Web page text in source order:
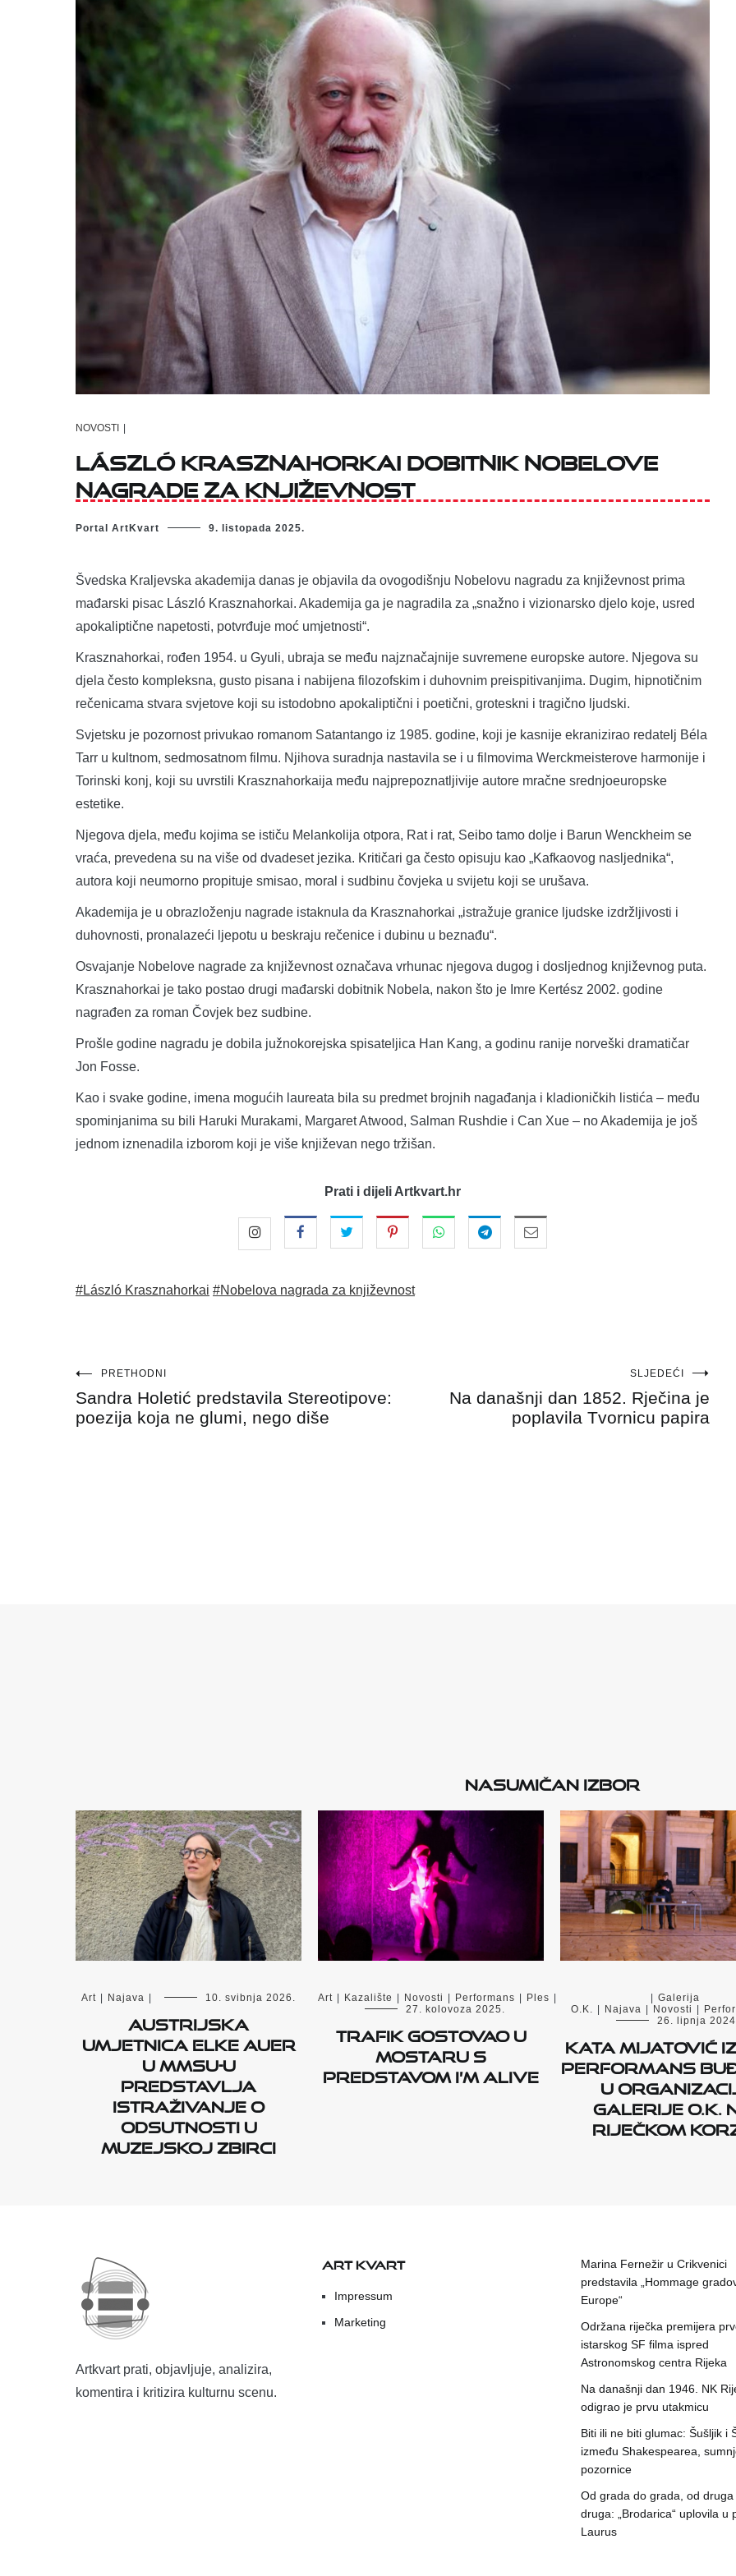
NOVOSTI |
László Krasznahorkai dobitnik Nobelove
nagrade za književnost
Portal ArtKvart 9. listopada 2025.
Švedska Kraljevska akademija danas je objavila da ovogodišnju Nobelovu nagradu za književnost prima
mađarski pisac László Krasznahorkai. Akademija ga je nagradila za „snažno i vizionarsko djelo koje, usred
apokaliptične napetosti, potvrđuje moć umjetnosti“.
Krasznahorkai, rođen 1954. u Gyuli, ubraja se među najznačajnije suvremene europske autore. Njegova su
djela često kompleksna, gusto pisana i nabijena filozofskim i duhovnim preispitivanjima. Dugim, hipnotičnim
rečenicama stvara svjetove koji su istodobno apokaliptični i poetični, groteskni i tragično ljudski.
Svjetsku je pozornost privukao romanom Satantango iz 1985. godine, koji je kasnije ekranizirao redatelj Béla
Tarr u kultnom, sedmosatnom filmu. Njihova suradnja nastavila se i u filmovima Werckmeisterove harmonije i
Torinski konj, koji su uvrstili Krasznahorkaija među najprepoznatljivije autore mračne srednjoeuropske
estetike.
Njegova djela, među kojima se ističu Melankolija otpora, Rat i rat, Seibo tamo dolje i Barun Wenckheim se
vraća, prevedena su na više od dvadeset jezika. Kritičari ga često opisuju kao „Kafkaovog nasljednika“,
autora koji neumorno propituje smisao, moral i sudbinu čovjeka u svijetu koji se urušava.
Akademija je u obrazloženju nagrade istaknula da Krasznahorkai „istražuje granice ljudske izdržljivosti i
duhovnosti, pronalazeći ljepotu u beskraju rečenice i dubinu u beznađu“.
Osvajanje Nobelove nagrade za književnost označava vrhunac njegova dugog i dosljednog književnog puta.
Krasznahorkai je tako postao drugi mađarski dobitnik Nobela, nakon što je Imre Kertész 2002. godine
nagrađen za roman Čovjek bez sudbine.
Prošle godine nagradu je dobila južnokorejska spisateljica Han Kang, a godinu ranije norveški dramatičar
Jon Fosse.
Kao i svake godine, imena mogućih laureata bila su predmet brojnih nagađanja i kladioničkih listića – među
spominjanima su bili Haruki Murakami, Margaret Atwood, Salman Rushdie i Can Xue – no Akademija je još
jednom iznenadila izborom koji je više književan nego tržišan.
Prati i dijeli Artkvart.hr
#László Krasznahorkai #Nobelova nagrada za književnost
Navigacija
objava
PRETHODNI
Sandra Holetić predstavila Stereotipove:
poezija koja ne glumi, nego diše
SLJEDEĆI
Na današnji dan 1852. Rječina je
poplavila Tvornicu papira
Nasumičan izbor
Art Najava 10. svibnja 2026.
Austrijska
umjetnica Elke Auer
u MMSU-u
predstavlja
istraživanje o
odsutnosti u
muzejskoj zbirci
Art Kazalište Novosti Performans Ples
27. kolovoza 2025.
TRAFIK gostovao u
Mostaru s
predstavom I’m Alive
Galerija
O.K.
Najava Novosti
26. lipnja
Kata Mijatović
performans
u
Galerije O.K.
riječkom
Artkvart prati, objavljuje, analizira,
komentira i kritizira kulturnu scenu.
ART KVART
Impressum
Marketing
Marina Fernežir u Crikvenici
predstavila „Hommage
Europe“
Održana riječka premijera
istarskog SF filma ispred
Astronomskog centra Rijeka
Na današnji dan 1946. NK
odigrao je prvu utakmicu
Biti ili ne biti glumac: Šušljik i
između Shakespearea,
pozornice
Od grada do grada, od druga
druga: „Brodarica“ uplovila u
Laurus